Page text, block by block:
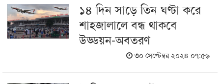
১৪ দিন সাড়ে তিন ঘণ্টা করে
শাহজালালে বন্ধ থাকবে
উড্ডয়ন-অবতরণ
৩০ সেপ্টেম্বর ২০২৪ ০৭:৫৬